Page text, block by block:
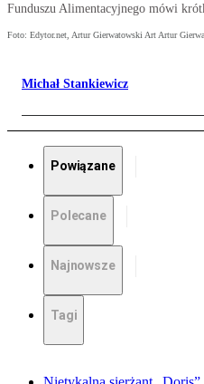
Funduszu Alimentacyjnego mówi
Foto: Edytor.net, Artur Gierwatowski Art Artur
Michał Stankiewicz
Powiązane
Polecane
Najnowsze
Tagi